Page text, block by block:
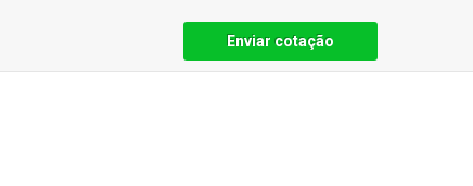
Enviar cotação